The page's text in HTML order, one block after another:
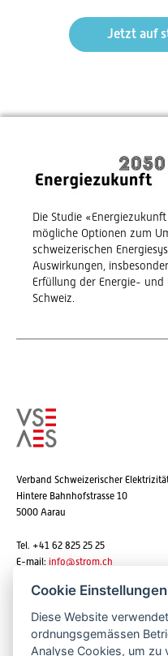
Jetzt auf
Die Studie
mögliche Optionen zum
schweizerischen
Auswirkungen,
Erfüllung der Energie- und
Schweiz.
Verband Schweizerischer
Hintere Bahnhofstrasse 10
5000 Aarau
Tel. +41 62 825 25 25
E-mail: info@strom.ch
Cookie Einstellungen
Diese Website
ordnungsgemässen
Analyse Cookies, um zu